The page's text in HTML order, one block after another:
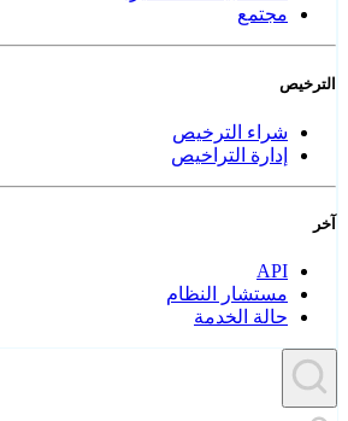
مجتمع
الترخيص
شراء الترخيص
إدارة التراخيص
آخر
API
مستشار النظام
حالة الخدمة